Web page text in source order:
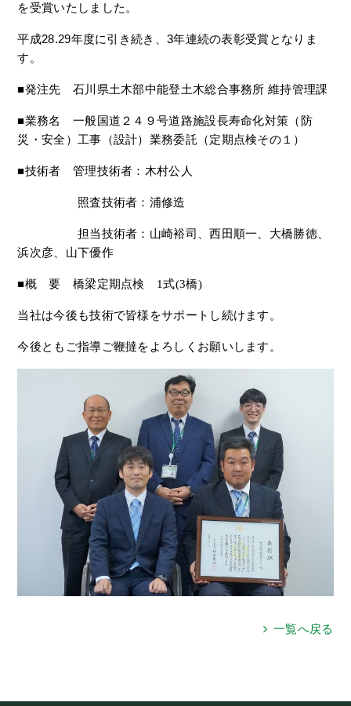
を受賞いたしました。
平成28.29年度に引き続き、3年連続の表彰受賞となりま
す。
■発注先 石川県土木部中能登土木総合事務所 維持管理課
■業務名 一般国道２４９号道路施設長寿命化対策（防
災・安全）工事（設計）業務委託（定期点検その１）
■技術者 管理技術者：木村公人
照査技術者：浦修造
担当技術者：山崎裕司、西田順一、大橋勝徳、
浜次彦、山下優作
■概 要 橋梁定期点検 1式(3橋)
当社は今後も技術で皆様をサポートし続けます。
今後ともご指導ご鞭撻をよろしくお願いします。
一覧へ戻る